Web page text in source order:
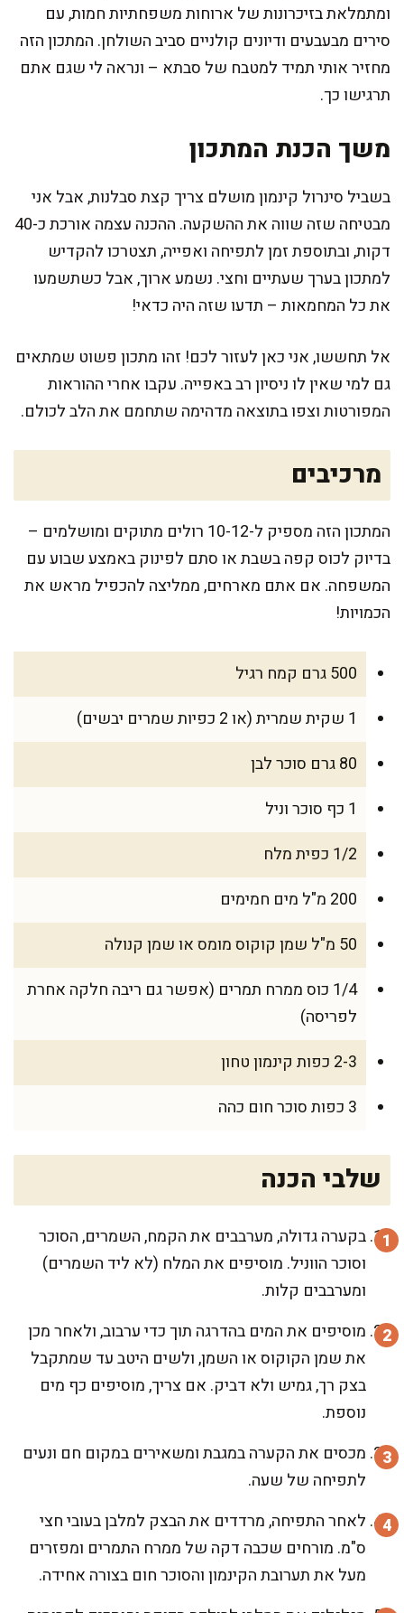
ומתמלאת בזיכרונות של ארוחות משפחתיות חמות, עם
סירים מבעבעים ודיונים קולניים סביב השולחן. המתכון הזה
מחזיר אותי תמיד למטבח של סבתא – ונראה לי שגם אתם
תרגישו כך.
משך הכנת המתכון
בשביל סינרול קינמון מושלם צריך קצת סבלנות, אבל אני
מבטיחה שזה שווה את ההשקעה. ההכנה עצמה אורכת כ-40
דקות, ובתוספת זמן לתפיחה ואפייה, תצטרכו להקדיש
למתכון בערך שעתיים וחצי. נשמע ארוך, אבל כשתשמעו
את כל המחמאות – תדעו שזה היה כדאי!
אל תחששו, אני כאן לעזור לכם! זהו מתכון פשוט שמתאים
גם למי שאין לו ניסיון רב באפייה. עקבו אחרי ההוראות
המפורטות וצפו בתוצאה מדהימה שתחמם את הלב לכולם.
מרכיבים
המתכון הזה מספיק ל-10-12 רולים מתוקים ומושלמים –
בדיוק לכוס קפה בשבת או סתם לפינוק באמצע שבוע עם
המשפחה. אם אתם מארחים, ממליצה להכפיל מראש את
הכמויות!
500 גרם קמח רגיל
1 שקית שמרית (או 2 כפיות שמרים יבשים)
80 גרם סוכר לבן
1 כף סוכר וניל
1/2 כפית מלח
200 מ"ל מים חמימים
50 מ"ל שמן קוקוס מומס או שמן קנולה
1/4 כוס ממרח תמרים (אפשר גם ריבה חלקה אחרת
לפריסה)
2-3 כפות קינמון טחון
3 כפות סוכר חום כהה
שלבי הכנה
בקערה גדולה, מערבבים את הקמח, השמרים, הסוכר
וסוכר הווניל. מוסיפים את המלח (לא ליד השמרים)
ומערבבים קלות.
מוסיפים את המים בהדרגה תוך כדי ערבוב, ולאחר מכן
את שמן הקוקוס או השמן, ולשים היטב עד שמתקבל
בצק רך, גמיש ולא דביק. אם צריך, מוסיפים כף מים
נוספת.
מכסים את הקערה במגבת ומשאירים במקום חם ונעים
לתפיחה של שעה.
לאחר התפיחה, מרדדים את הבצק למלבן בעובי חצי
ס"מ. מורחים שכבה דקה של ממרח התמרים ומפזרים
מעל את תערובת הקינמון והסוכר חום בצורה אחידה.